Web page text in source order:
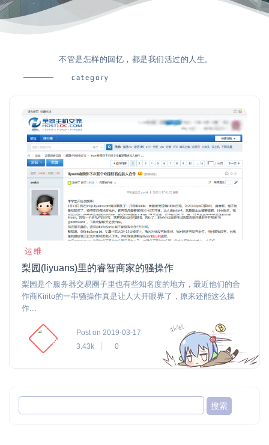
不管是怎样的回忆，都是我们活过的人生。
category
运维
梨园(liyuans)里的睿智商家的骚操作
梨园是个服务器交易圈子里也有些知名度的地方，最近他们的合
作商Kirito的一串骚操作真是让人大开眼界了，原来还能这么操
作...
Post on 2019-03-17
3.43k
0